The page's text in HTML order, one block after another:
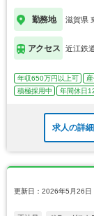
勤務地 滋賀県
アクセス 近江鉄
年収650万円以上可
積極採用中
年間休日
求人の詳
更新日：2026年5月26日